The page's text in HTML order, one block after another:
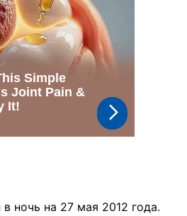
ночь на 27 мая 2012 года.